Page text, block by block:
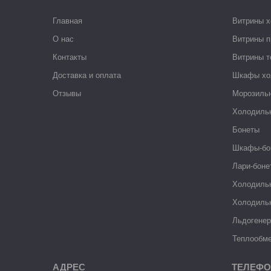
Главная
О нас
Контакты
Доставка и оплата
Отзывы
Витрины
Витрины
Витрины
Шкафы
Бонеты
Шкафы-
Лари-